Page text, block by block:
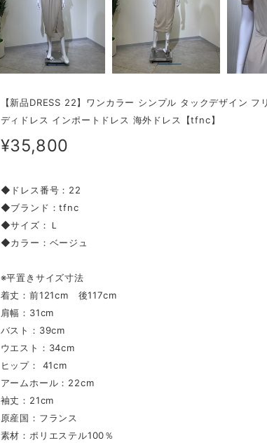
【新品DRESS 22】ワンカラー シンプル タックデザイン
ディドレス インポートドレス 海外ドレス【tfnc】
¥35,800
◆ドレス番号：22
◆ブランド：tfnc
◆サイズ：Ｌ
◆カラー：ベージュ
※平置きサイズ寸法
着丈：前121cm 後117cm
肩幅：31cm
バスト：39cm
ウエスト：34cm
ヒップ： 41cm
アームホール：22cm
袖丈：21cm
原産国：フランス
素材：ポリエステル100％